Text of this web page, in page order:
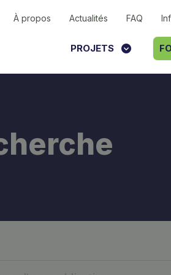
À propos Actualités FAQ
PROJETS